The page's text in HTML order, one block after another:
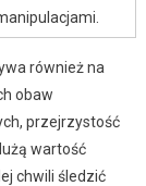
również na
obaw
przejrzystość
wartość
chwili śledzić